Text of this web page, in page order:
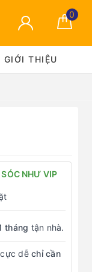
0
GIỚI THIỆU
NHƯ VIP
tháng tận nhà.
dễ chỉ cần